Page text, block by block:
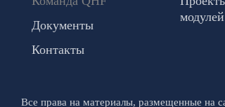
Документы
Контакты
модулей
Все права на материалы, размещенные на